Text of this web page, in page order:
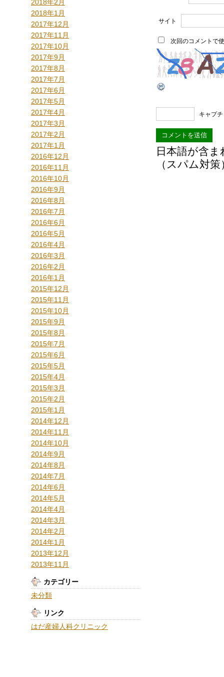
2018年2月
2018年1月
2017年12月
2017年11月
2017年10月
2017年9月
2017年8月
2017年7月
2017年6月
2017年5月
2017年4月
2017年3月
2017年2月
2017年1月
2016年12月
2016年11月
2016年10月
2016年9月
2016年8月
2016年7月
2016年6月
2016年5月
2016年4月
2016年3月
2016年2月
2016年1月
2015年12月
2015年11月
2015年10月
2015年9月
2015年8月
2015年7月
2015年6月
2015年5月
2015年4月
2015年3月
2015年2月
2015年1月
2014年12月
2014年11月
2014年10月
2014年9月
2014年8月
2014年7月
2014年6月
2014年5月
2014年4月
2014年3月
2014年2月
2014年1月
2013年12月
2013年11月
カテゴリー
未分類
リンク
はだ産婦人科クリニック
サイト
次回のコメントで
キャプ
日本語が含
（スパム対策